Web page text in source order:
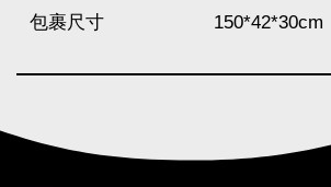
包裹尺寸 150*42*30cm